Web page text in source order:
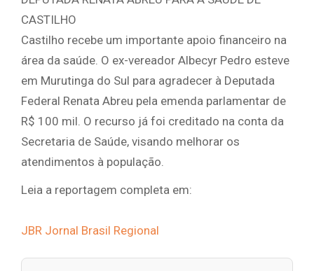
Castilho recebe um importante apoio financeiro na
área da saúde. O ex-vereador Albecyr Pedro esteve
em Murutinga do Sul para agradecer à Deputada
Federal Renata Abreu pela emenda parlamentar de
R$ 100 mil. O recurso já foi creditado na conta da
Secretaria de Saúde, visando melhorar os
atendimentos à população.
Leia a reportagem completa em:
JBR Jornal Brasil Regional